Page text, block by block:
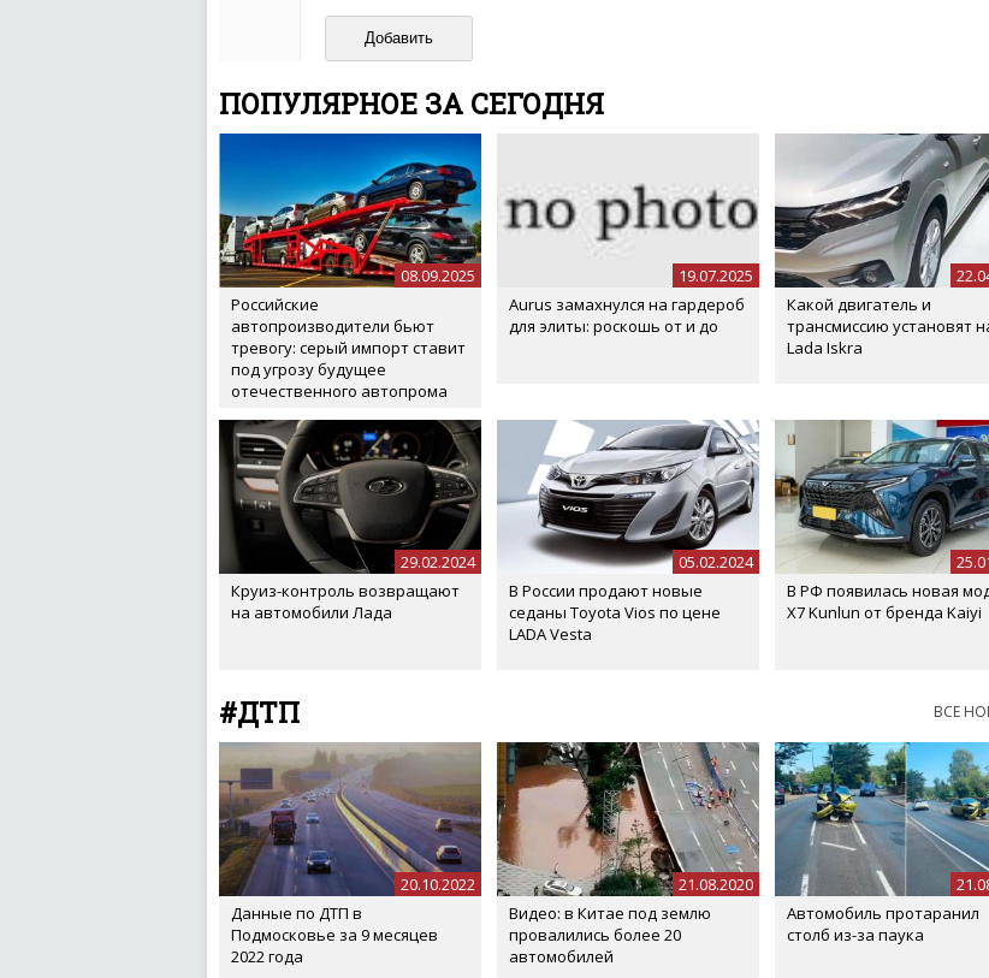
И запаситесь терпением, все комментарии публикуются только после модерации,
ваш отзыв может появиться на сайте с некоторым опозданием.
ПОПУЛЯРНОЕ ЗА СЕГОДНЯ
Российские
автопроизводители бьют
тревогу: серый импорт ставит
под угрозу будущее
отечественного автопрома
08.09.2025
Aurus замахнулся на гардероб
для элиты: роскошь от и до
19.07.2025
Какой двигатель и
трансмиссию установят
Lada Iskra
Круиз-контроль возвращают
на автомобили Лада
29.02.2024
В России продают новые
седаны Toyota Vios по цене
LADA Vesta
05.02.2024
В РФ появилась новая
X7 Kunlun от бренда Kaiyi
#ДТП ВСЕ
Данные по ДТП в
Подмосковье за 9 месяцев
2022 года
20.10.2022
Видео: в Китае под землю
провалились более 20
автомобилей
21.08.2020
Автомобиль протаранил
столб из-за паука